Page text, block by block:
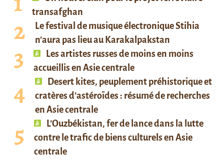
transafghan
Le festival de musique électronique Stihia
n’aura pas lieu au Karakalpakstan
Les artistes russes de moins en moins
accueillis en Asie centrale
Desert kites, peuplement préhistorique et
cratères d’astéroïdes : résumé de recherches
en Asie centrale
L’Ouzbékistan, fer de lance dans la lutte
contre le trafic de biens culturels en Asie
centrale